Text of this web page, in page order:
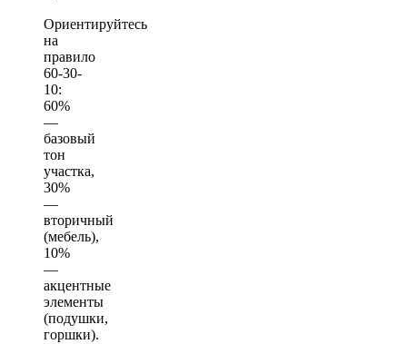
Ориентируйтесь
на
правило
60-30-
10:
60%
—
базовый
тон
участка,
30%
—
вторичный
(мебель),
10%
—
акцентные
элементы
(подушки,
горшки).